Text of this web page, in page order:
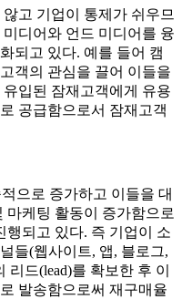
고 기업이 통제가 쉬우므
디어와 언드 미디어를 융
되고 있다. 예를 들어 캠
객의 관심을 끌어 이들을
입된 잠재고객에게 유용
공급함으로서 잠재고객
으로 증가하고 이들을 대
마케팅 활동이 증가함으로
행되고 있다. 즉 기업이 소
들(웹사이트, 앱, 블로그,
리드(lead)를 확보한 후 이
발송함으로써 재구매율